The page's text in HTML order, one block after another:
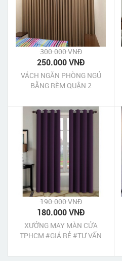
300.000 VNĐ
250.000 VNĐ
VÁCH NGĂN PHÒNG NGỦ
BẰNG RÈM QUẬN 2
190.000 VNĐ
180.000 VNĐ
XƯỞNG MAY MÀN CỬA
TPHCM #GIÁ RẺ #TƯ VẤN